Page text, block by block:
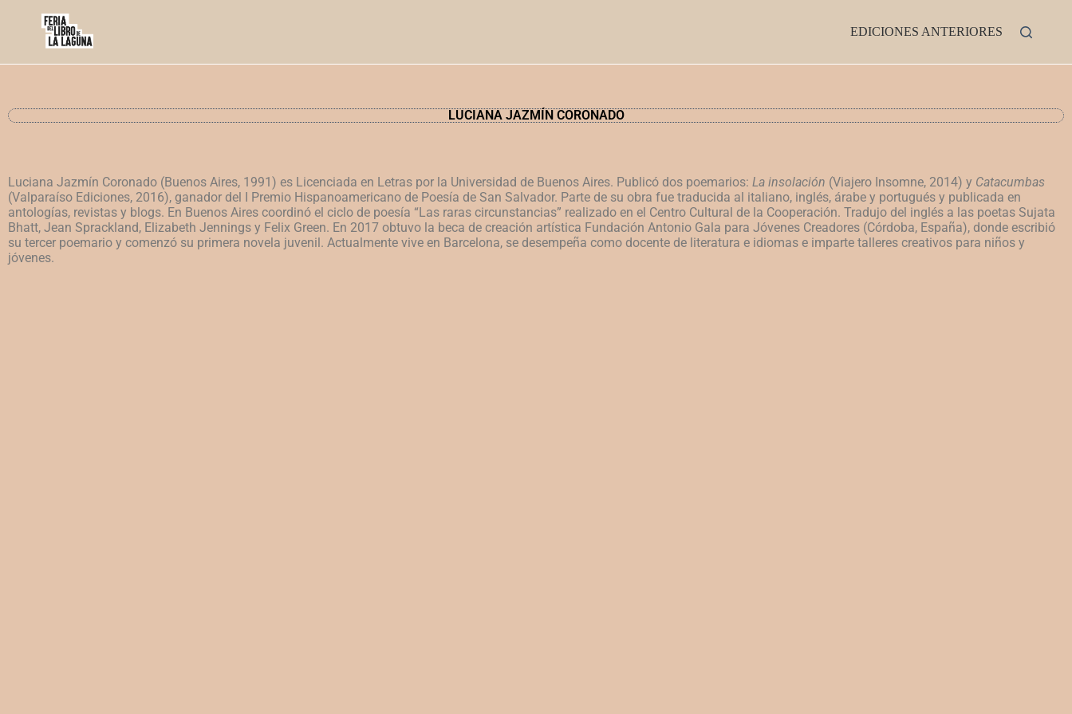
EDICIONES ANTERIORES
LUCIANA JAZMÍN CORONADO
Luciana Jazmín Coronado (Buenos Aires, 1991) es Licenciada en Letras por la Universidad de Buenos Aires. Publicó dos poemarios: La insolación (Viajero Insomne, 2014) y Catacumbas
(Valparaíso Ediciones, 2016), ganador del I Premio Hispanoamericano de Poesía de San Salvador. Parte de su obra fue traducida al italiano, inglés, árabe y portugués y publicada en
antologías, revistas y blogs. En Buenos Aires coordinó el ciclo de poesía “Las raras circunstancias” realizado en el Centro Cultural de la Cooperación. Tradujo del inglés a las poetas Sujata
Bhatt, Jean Sprackland, Elizabeth Jennings y Felix Green. En 2017 obtuvo la beca de creación artística Fundación Antonio Gala para Jóvenes Creadores (Córdoba, España), donde escribió
su tercer poemario y comenzó su primera novela juvenil. Actualmente vive en Barcelona, se desempeña como docente de literatura e idiomas e imparte talleres creativos para niños y
jóvenes.